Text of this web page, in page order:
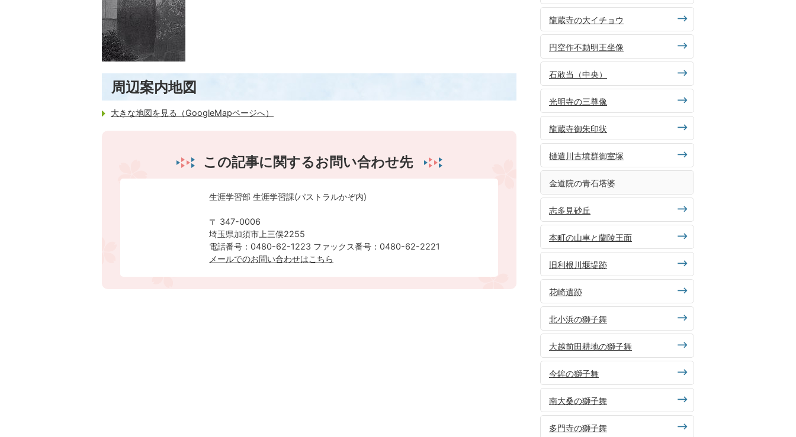
周辺案内地図
大きな地図を見る（GoogleMapページへ）
この記事に関するお問い合わせ先
生涯学習部 生涯学習課(パストラルかぞ内)
〒 347-0006
埼玉県加須市上三俣2255
電話番号：0480-62-1223 ファックス番号：0480-62-2221
メールでのお問い合わせはこちら
龍蔵寺の大イチョウ
円空作不動明王坐像
石敢当（中央）
光明寺の三尊像
龍蔵寺御朱印状
樋遣川古墳群御室塚
金道院の青石塔婆
志多見砂丘
本町の山車と蘭陵王面
旧利根川堰堤跡
花崎遺跡
北小浜の獅子舞
大越前田耕地の獅子舞
今鉾の獅子舞
南大桑の獅子舞
多門寺の獅子舞